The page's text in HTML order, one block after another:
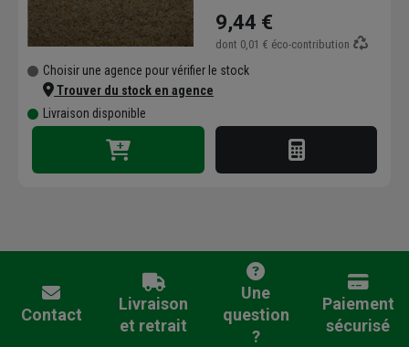
9,44 €
dont 0,01 € éco-contribution
Choisir une agence pour vérifier le stock
Trouver du stock en agence
Livraison disponible
Contact
Livraison
et retrait
Une
question
?
Paiement
sécurisé